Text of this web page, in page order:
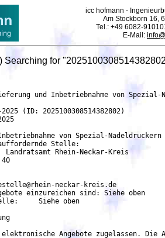
icc hofmann -
Am Stockborn 16,
Tel.: +49 6082-
E-Mail:
Searching for
und Inbetriebnahme von
(ID: 2025100308514382802)
von Spezial-Nadeldruckern
Stelle:
sind:	Siehe oben
oben
Angebote zugelassen. Die